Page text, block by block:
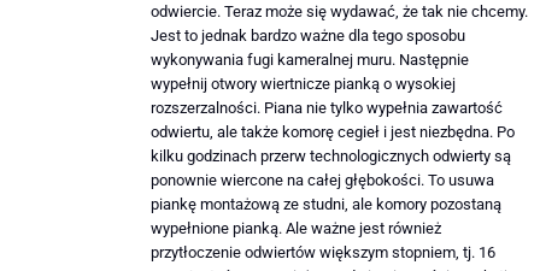
odwiercie. Teraz może się wydawać, że tak nie chcemy.
Jest to jednak bardzo ważne dla tego sposobu
wykonywania fugi kameralnej muru. Następnie
wypełnij otwory wiertnicze pianką o wysokiej
rozszerzalności. Piana nie tylko wypełnia zawartość
odwiertu, ale także komorę cegieł i jest niezbędna. Po
kilku godzinach przerw technologicznych odwierty są
ponownie wiercone na całej głębokości. To usuwa
piankę montażową ze studni, ale komory pozostaną
wypełnione pianką. Ale ważne jest również
przytłoczenie odwiertów większym stopniem, tj. 16